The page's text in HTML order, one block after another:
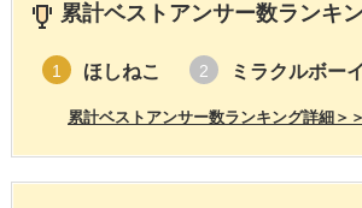
累計ベストアンサー数ランキ
1 ほしねこ 2 ミラクルボーイ
累計ベストアンサー数ランキング詳細＞